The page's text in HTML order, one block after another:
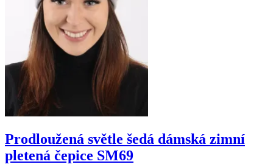
Prodloužená světle šedá dámská zimní
pletená čepice SM69